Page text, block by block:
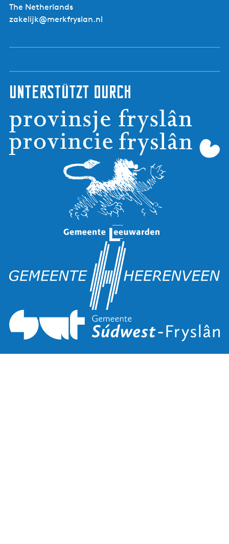
The Netherlands
zakelijk@merkfryslan.nl
Unterstützt durch